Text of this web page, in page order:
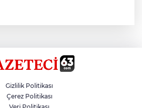
Başak’tan Ulaşım Çalışması
Gizlilik Politikası
Çerez Politikası